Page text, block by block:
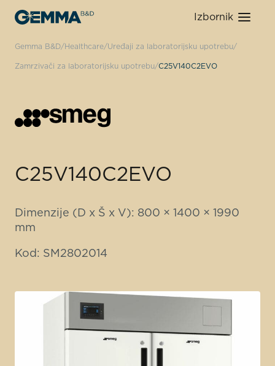
Izbornik
Gemma B&D Healthcare Uređaji za laboratorijsku upotrebu
Zamrzivači za laboratorijsku upotrebu C25V140C2EVO
C25V140C2EVO
Dimenzije (D x Š x V): 800 × 1400 × 1990
mm
Kod: SM2802014